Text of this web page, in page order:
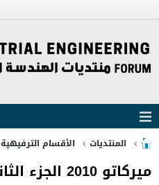
المنتديات الأقسام الترفيهية
ميركاتو 2010 الجزء الثاني